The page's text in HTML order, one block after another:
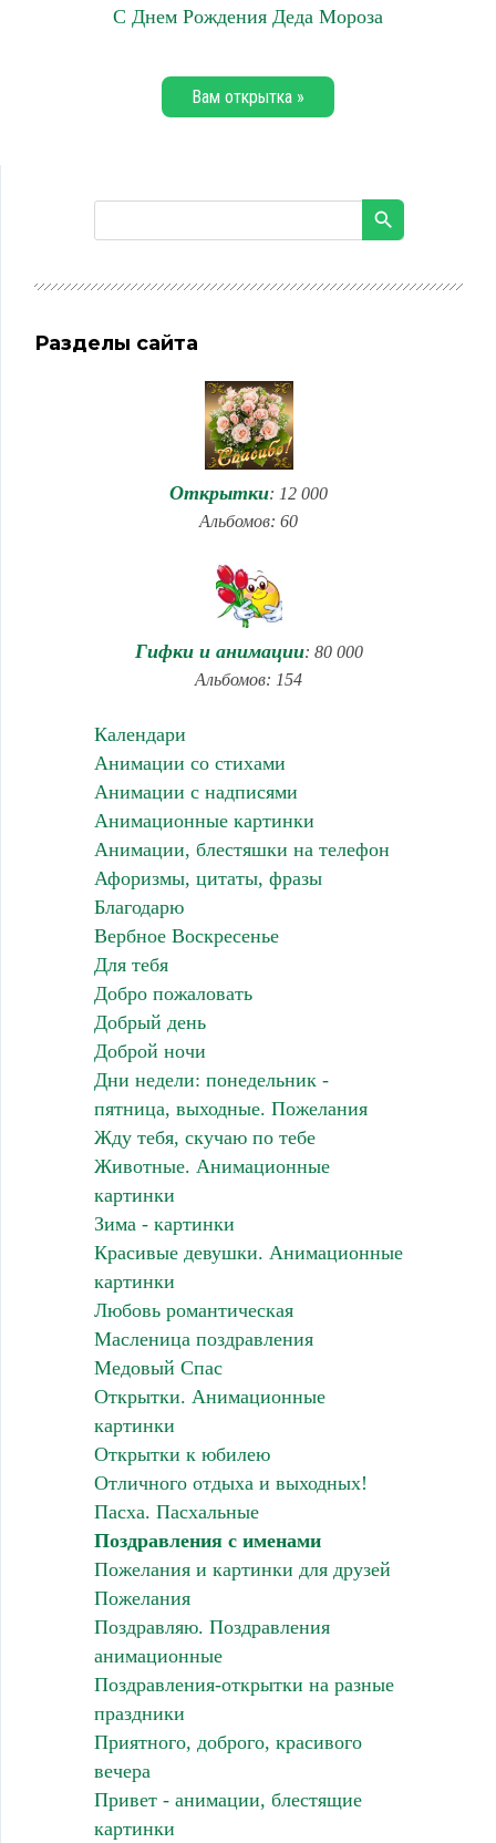
С Днем Рождения Деда Мороза
Вам открытка »
Разделы сайта
Открытки: 12 000
Альбомов: 60
Гифки и анимации: 80 000
Альбомов: 154
Календари
Анимации со стихами
Анимации с надписями
Анимационные картинки
Анимации, блестяшки на телефон
Афоризмы, цитаты, фразы
Благодарю
Вербное Воскресенье
Для тебя
Добро пожаловать
Добрый день
Доброй ночи
Дни недели: понедельник -
пятница, выходные. Пожелания
Жду тебя, скучаю по тебе
Животные. Анимационные
картинки
Зима - картинки
Красивые девушки. Анимационные
картинки
Любовь романтическая
Масленица поздравления
Медовый Спас
Открытки. Анимационные
картинки
Открытки к юбилею
Отличного отдыха и выходных!
Пасха. Пасхальные
Поздравления с именами
Пожелания и картинки для друзей
Пожелания
Поздравляю. Поздравления
анимационные
Поздравления-открытки на разные
праздники
Приятного, доброго, красивого
вечера
Привет - анимации, блестящие
картинки